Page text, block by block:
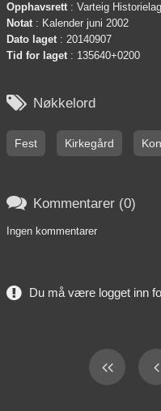
Opphavsrett: Varteig
Notat: Kalender juni 2002
Dato laget: 20140907
Tid for laget: 135640+0200
 Nøkkelord
Fest Kirkegård
 Kommentarer (0)
Ingen kommentarer
Du må være logget inn